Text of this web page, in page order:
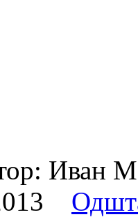
Иван